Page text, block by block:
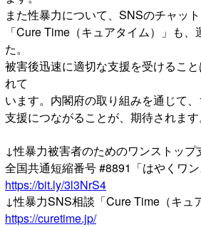
また性暴力について、SNSのチャッ
「Cure Time（キュアタイム）」も
た。
被害後迅速に適切な支援を受けるこ
れて
います。内閣府の取り組みを通じて、
支援につながることが、期待されます
↓性暴力被害者のためのワンストップ
全国共通短縮番号 #8891「はやくワン
https://bit.ly/3l3NrS4
↓性暴力SNS相談「Cure Time（キュ
https://curetime.jp/